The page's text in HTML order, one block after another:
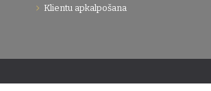
Klientu apkalpošana